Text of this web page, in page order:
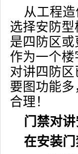
从工程
选择安防
是四防区
作为一个
对讲四防
要图功能
合理！
门禁对
在安装